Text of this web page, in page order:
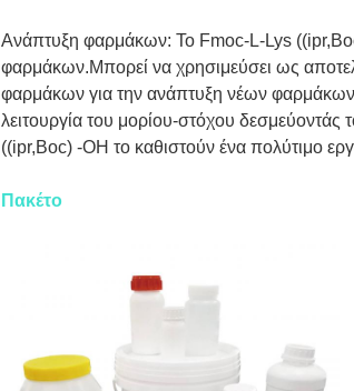
Ανάπτυξη φαρμάκων: Το Fmoc-L-Lys
φαρμάκων.Μπορεί να χρησιμεύσει ως
φαρμάκων για την ανάπτυξη νέων
λειτουργία του μορίου-στόχου δεσμεύοντάς
((ipr,Boc) -OH το καθιστούν ένα πολύτιμο
Πακέτο